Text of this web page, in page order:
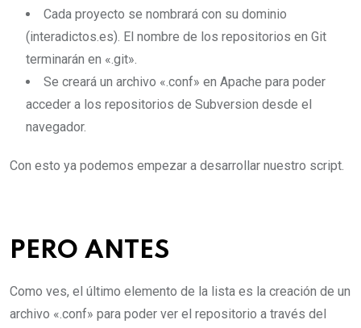
Cada proyecto se nombrará con su dominio
(interadictos.es). El nombre de los repositorios en Git
terminarán en «.git».
Se creará un archivo «.conf» en Apache para poder
acceder a los repositorios de Subversion desde el
navegador.
Con esto ya podemos empezar a desarrollar nuestro script.
PERO ANTES
Como ves, el último elemento de la lista es la creación de un
archivo «.conf» para poder ver el repositorio a través del